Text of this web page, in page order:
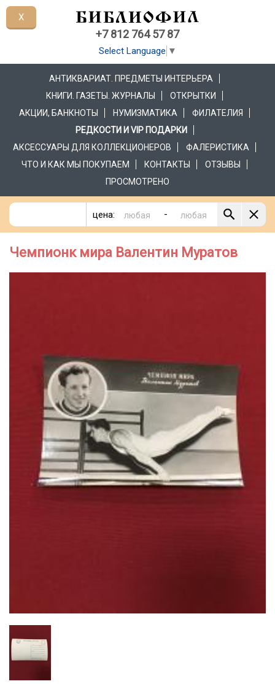
+7 812 764 57 87
Select Language ▼
АНТИКВАРИАТ. ПРЕДМЕТЫ ИНТЕРЬЕРА
КНИГИ. ГАЗЕТЫ. ЖУРНАЛЫ
ОТКРЫТКИ
АКЦИИ, БАНКНОТЫ
НУМИЗМАТИКА
ФИЛАТЕЛИЯ
РЕДКОСТИ И VIP ПОДАРКИ
АКСЕССУАРЫ ДЛЯ КОЛЛЕКЦИОНЕРОВ
ФАЛЕРИСТИКА
ЧТО И КАК МЫ ПОКУПАЕМ
КОНТАКТЫ
ОТЗЫВЫ
ПРОСМОТРЕНО
цена: -
Чемпионк мира Валентин Муратов
X